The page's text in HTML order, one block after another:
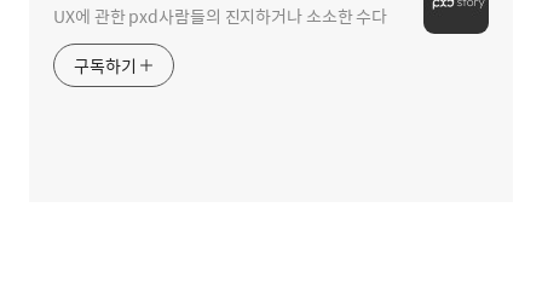
UX에 관한 pxd사람들의 진지하거나 소소한 수다
구독하기